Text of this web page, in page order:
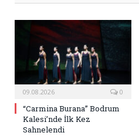
09.08.2026 0
“Carmina Burana” Bodrum
Kalesi’nde İlk Kez
Sahnelendi